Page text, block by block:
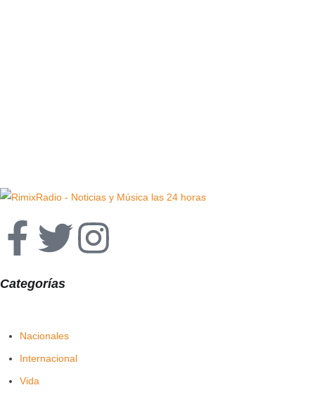
Categorías
Nacionales
Internacional
Vida